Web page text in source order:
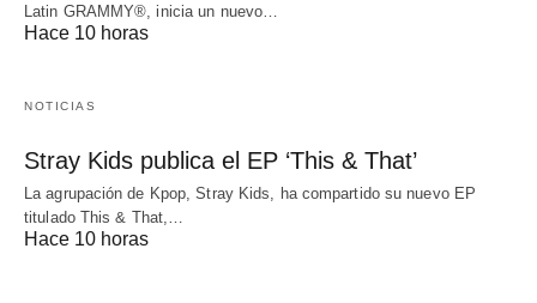
Latin GRAMMY®, inicia un nuevo…
Hace 10 horas
NOTICIAS
Stray Kids publica el EP ‘This & That’
La agrupación de Kpop, Stray Kids, ha compartido su nuevo EP
titulado This & That,…
Hace 10 horas